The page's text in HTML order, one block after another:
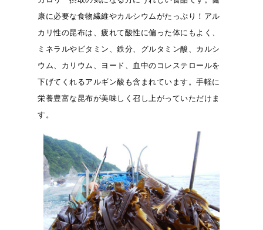
康に必要な食物繊維やカルシウムがたっぷり！アル
カリ性の昆布は、疲れて酸性に偏った体にもよく、
ミネラルやビタミン、鉄分、グルタミン酸、カルシ
ウム、カリウム、ヨード、血中のコレステロールを
下げてくれるアルギン酸も含まれています。手軽に
栄養豊富な昆布が美味しく召し上がっていただけま
す。